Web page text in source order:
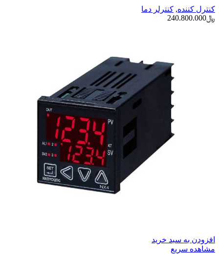
کنترل کننده, کنترلر دما
﷼240.800.000
افزودن به سبد خرید
مشاهده سریع